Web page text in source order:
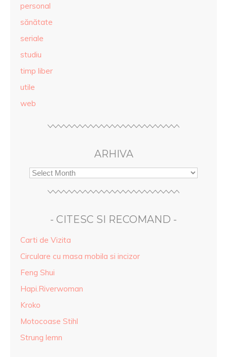
personal
sănătate
seriale
studiu
timp liber
utile
web
ARHIVA
- CITESC SI RECOMAND -
Carti de Vizita
Circulare cu masa mobila si incizor
Feng Shui
Hapi.Riverwoman
Kroko
Motocoase Stihl
Strung lemn